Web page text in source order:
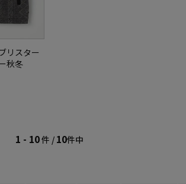
リスター
秋冬
1 - 10件 / 10件中